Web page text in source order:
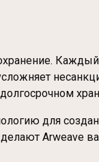
для
Arweave